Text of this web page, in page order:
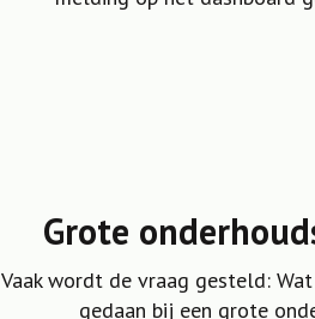
Grote
Vaak wordt de vraag gesteld:
gedaan bij een grote